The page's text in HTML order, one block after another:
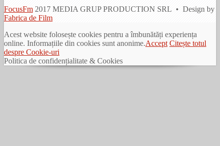
FocusFm 2017 MEDIA GRUP PRODUCTION SRL • Design by
Fabrica de Film
Acest website folosește cookies pentru a îmbunătăți experiența
online. Informațiile din cookies sunt anonime.Accept Citește totul
despre Cookie-uri
Politica de confidențialitate & Cookies